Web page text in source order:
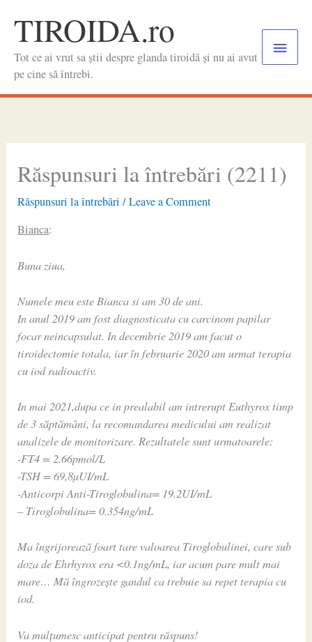
contentTIROIDA.ro
Tot ce ai vrut sa știi despre glanda tiroidă și nu ai avut
pe cine să întrebi.
Main
Răspunsuri la întrebări (2211)
Răspunsuri la întrebări /Leave a Comment
Bianca:
Buna ziua,
Numele meu este Bianca si am 30 de ani.
In anul 2019 am fost diagnosticata cu carcinom papilar
focar neincapsulat. In decembrie 2019 am facut o
tiroidectomie totala, iar în februarie 2020 am urmat terapia
cu iod radioactiv.
In mai 2021,dupa ce in prealabil am intrerupt Euthyrox timp
de 3 săptămâni, la recomandarea medicului am realizat
analizele de monitorizare. Rezultatele sunt urmatoarele:
-FT4 = 2.66pmol/L
-TSH = 69,8µUI/mL
-Anticorpi Anti-Tiroglobulina= 19.2UI/mL
– Tiroglobulina= 0.354ng/mL
Ma îngrijorează foart tare valoarea Tiroglobulinei, care sub
doza de Ehrhyrox era <0.1ng/mL, iar acum pare mult mai
mare… Mă îngrozește gandul ca trebuie sa repet terapia cu
iod.
Va mulțumesc anticipat pentru răspuns!